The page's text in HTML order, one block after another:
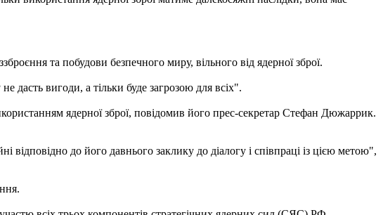
та побудови безпечного миру, вільного від ядерної зброї.
дасть вигоди, а тільки буде загрозою для всіх".
ядерної зброї, повідомив його прес-секретар Стефан Дюжаррик.
до його давнього заклику до діалогу і співпраці із цією метою",